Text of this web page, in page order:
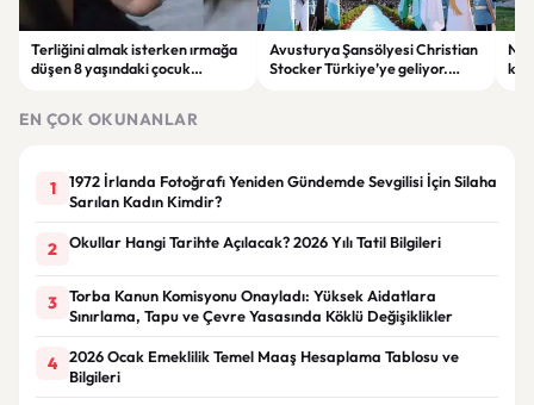
Terliğini almak isterken ırmağa
düşen 8 yaşındaki çocuk
Avusturya Şansölyesi Christian
Stocker Türkiye’ye geliyor.
EN ÇOK OKUNANLAR
1
1972 İrlanda Fotoğrafı Yeniden Gündemde Sevgilisi İçin Silaha
Sarılan Kadın Kimdir?
2 Okullar Hangi Tarihte Açılacak? 2026 Yılı Tatil Bilgileri
3
Torba Kanun Komisyonu Onayladı: Yüksek Aidatlara
Sınırlama, Tapu ve Çevre Yasasında Köklü Değişiklikler
4
2026 Ocak Emeklilik Temel Maaş Hesaplama Tablosu ve
Bilgileri